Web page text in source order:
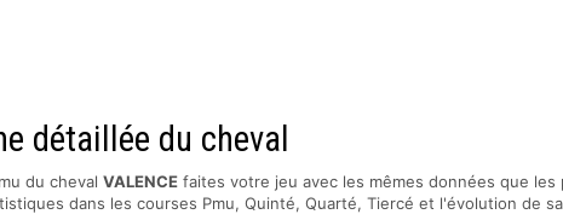
détaillée du cheval
du cheval VALENCE faites votre jeu avec les mêmes données que les
dans les courses Pmu, Quinté, Quarté, Tiercé et l'évolution de